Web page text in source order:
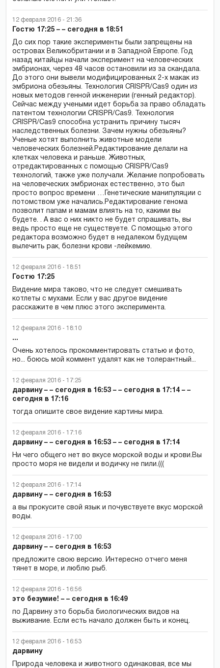
12 февраля 2016 - 21:36
Гостю 17:25 – – сегодня в 18:51
До сих пор такие эксперименты были запрещены на
островах Великобритании и в Западной Европе. Год
назад китайцы начали эксперимент на человеческих
эмбрионах, через 48 часов остановили из за скандала.
До этого они вывели модифицированных 2-х макак из
эмбриона обезьяны. Технология CRISPR/Cas9 один из
новых методов генной инженерии (генный редактор).
Сейчас между учеными идет борьба за право обладать
патентом технологии CRISPR/Cas9. Технология
CRISPR/Cas9 способна устранить причину тысяч
наследственных болезни. Зачем нужны обезьяны?
Ученые хотят выполнить животные модели
человеческих болезней.Редактирование делали на
клетках человека и раньше. Животных,
отредактированных с помощью CRISPR/Cas9
технологий, также уже получали. Желание попробовать
на человеческих эмбрионах естественно, это был
просто вопрос времени …Генетические манипуляции с
потомством уже начались.Редактирование генома
позволит папам и мамам влиять на то, какими вы
будете. . А вас о них никто не будет спрашивать, вы
ведь просто еще не существуете. С помощью этого
редактора возможно будет в недалеком будущем
вылечить рак, болезни крови -лейкемию.
12 февраля 2016 - 18:51
Гостю 17:25
Видение мира таково, что не следует смешивать
котлеты с мухами. Если у вас другое видение
расскажите в чем плюс этого эксперимента.
12 февраля 2016 - 18:10
...
Очень хотелось прокомментировать статью и фото,
но... боюсь мой коммент удалят как не толерантный...
12 февраля 2016 - 17:25
дарвину – – сегодня в 16:53 – – сегодня в 17:14 – –
сегодня в 17:16
тогда опишите свое видение картины мира.
12 февраля 2016 - 17:16
дарвину – – сегодня в 16:53 – – сегодня в 17:14
Ни чего общего нет во вкусе морской воды и крови.Вы
просто моря не видели и водичку не пили.(((
12 февраля 2016 - 17:14
дарвину – – сегодня в 16:53
а вы прокусите свой язык и почувствуете вкус морской
воды.
12 февраля 2016 - 17:00
дарвину – – сегодня в 16:53
предложите свою версию. Интересно отчего меня
тянет в море, и люблю рыб.
12 февраля 2016 - 16:56
это безумие! – – сегодня в 16:49
по Дарвину это борьба биологических видов на
выживание. Если есть начало должен быть и конец.
12 февраля 2016 - 16:53
дарвину
Природа человека и животного одинаковая, все мы